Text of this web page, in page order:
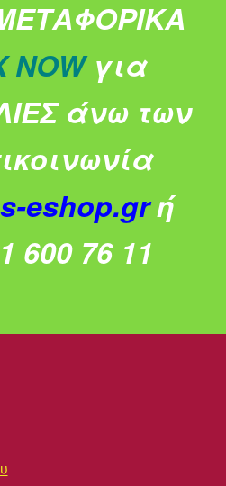
NOW για
άνω των
eshop.grή
600 76 11